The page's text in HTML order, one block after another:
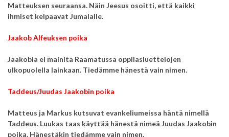
Matteuksen seuraansa. Näin Jeesus osoitti, että kaikki
ihmiset kelpaavat Jumalalle.
Jaakob Alfeuksen poika
Jaakobia ei mainita Raamatussa oppilasluettelojen
ulkopuolella lainkaan. Tiedämme hänestä vain nimen.
Taddeus/Juudas Jaakobin poika
Matteus ja Markus kutsuvat evankeliumeissa häntä nimellä
Taddeus. Luukas taas käyttää hänestä nimeä Juudas Jaakobin
poika. Hänestäkin tiedämme vain nimen.